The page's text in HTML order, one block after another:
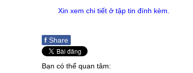
Xin xem chi tiết ở tập tin đính kèm.
f Share
Bạn có thể quan tâm: